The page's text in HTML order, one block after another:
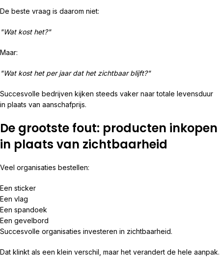
De beste vraag is daarom niet:
"Wat kost het?"
Maar:
"Wat kost het per jaar dat het zichtbaar blijft?"
Succesvolle bedrijven kijken steeds vaker naar totale levensduur
in plaats van aanschafprijs.
De grootste fout: producten inkopen
in plaats van zichtbaarheid
Veel organisaties bestellen:
Een sticker
Een vlag
Een spandoek
Een gevelbord
Succesvolle organisaties investeren in zichtbaarheid.
Dat klinkt als een klein verschil, maar het verandert de hele aanpak.